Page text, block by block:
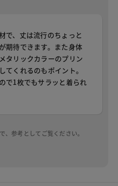
で、丈は流行のちょっと
期待できます。また身体
タリックカラーのプリン
てくれるのもポイント。
で1枚でもサラッと着られ
参考としてご覧ください。